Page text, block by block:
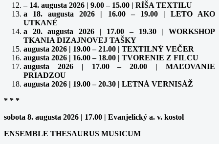
– 14. augusta 2026 | 9.00 – 15.00 | RÍŠA TEXTILU
a 18. augusta 2026 | 16.00 – 19.00 | LETO AKO
UTKANÉ
a 20. augusta 2026 | 17.00 – 19.30 | WORKSHOP
TKANIA DIZAJNOVEJ TAŠKY
augusta 2026 | 19.00 – 21.00 | TEXTILNÝ VEČER
augusta 2026 | 16.00 – 18.00 | TVORENIE Z FILCU
augusta 2026 | 17.00 – 20.00 | MAĽOVANIE
PRIADZOU
augusta 2026 | 19.00 – 20.30 | LETNÁ VERNISÁŽ
* * *
sobota 8. augusta 2026 | 17.00 | Evanjelický a. v. kostol
ENSEMBLE THESAURUS MUSICUM